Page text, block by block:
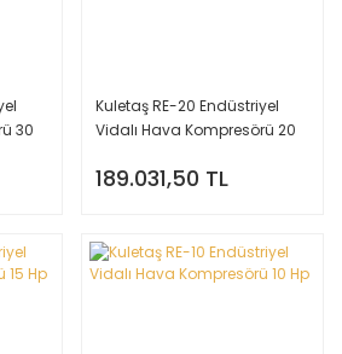
30
Kuletaş RE-20 Endüstriyel
Vidalı Hava Kompresörü 20
189.031,50 TL